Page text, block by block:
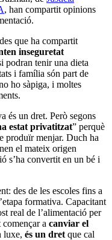
, han compartit opinions
que ha compartit
inseguretat
podran tenir una dieta
i família són part de
ho sàpiga, i moltes
és un dret. Però segons
estat privatitzat” perquè
produïr menjar. Duch ha
el mateix origen
s’ha convertit en un bé i
des de les escoles fins a
formativa. Capacitant
real de l’alimentació per
a canviar el
luxe, és un dret que cal